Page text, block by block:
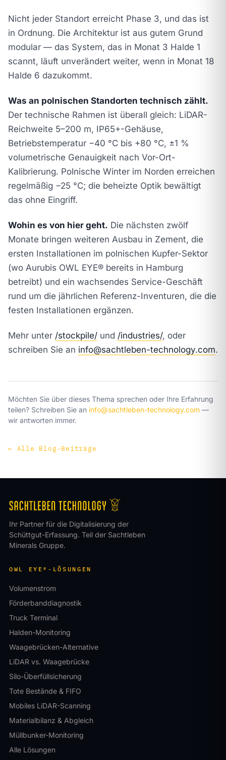
Nicht jeder Standort erreicht Phase 3, und das ist
in Ordnung. Die Architektur ist aus gutem Grund
modular — das System, das in Monat 3 Halde 1
scannt, läuft unverändert weiter, wenn in Monat 18
Halde 6 dazukommt.
Was an polnischen Standorten technisch zählt.
Der technische Rahmen ist überall gleich: LiDAR-
Reichweite 5–200 m, IP65+-Gehäuse,
Betriebstemperatur −40 °C bis +80 °C, ±1 %
volumetrische Genauigkeit nach Vor-Ort-
Kalibrierung. Polnische Winter im Norden erreichen
regelmäßig −25 °C; die beheizte Optik bewältigt
das ohne Eingriff.
Wohin es von hier geht. Die nächsten zwölf
Monate bringen weiteren Ausbau in Zement, die
ersten Installationen im polnischen Kupfer-Sektor
(wo Aurubis OWL EYE® bereits in Hamburg
betreibt) und ein wachsendes Service-Geschäft
rund um die jährlichen Referenz-Inventuren, die die
festen Installationen ergänzen.
Mehr unter /stockpile/ und /industries/, oder
schreiben Sie an info@sachtleben-technology.com.
Möchten Sie über dieses Thema sprechen oder Ihre Erfahrung
teilen? Schreiben Sie an info@sachtleben-technology.com —
wir antworten immer.
← Alle Blog-Beiträge
Ihr Partner für die Digitalisierung der
Schüttgut-Erfassung. Teil der Sachtleben
Minerals Gruppe.
OWL EYE®-LÖSUNGEN
Volumenstrom
Förderbanddiagnostik
Truck Terminal
Halden-Monitoring
Waagebrücken-Alternative
LiDAR vs. Waagebrücke
Silo-Überfüllsicherung
Tote Bestände & FIFO
Mobiles LiDAR-Scanning
Materialbilanz & Abgleich
Müllbunker-Monitoring
Alle Lösungen